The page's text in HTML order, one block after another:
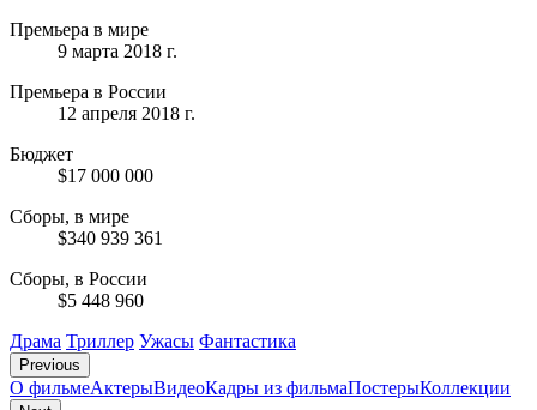
Премьера в мире
9 марта 2018 г.
Премьера в России
12 апреля 2018 г.
Бюджет
$17 000 000
Сборы, в мире
$340 939 361
Сборы, в России
$5 448 960
Драма Триллер Ужасы Фантастика
Previous
О фильмеАктерыВидеоКадры из фильмaПостерыКоллекции